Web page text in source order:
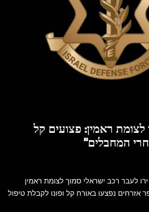
לצומת ראמין: פצועים קל
המחבלים"
לעבר רכב ישראלי סמוך לצומת ראמין
נפצעו באורח קל ופונו לקבלת טיפול